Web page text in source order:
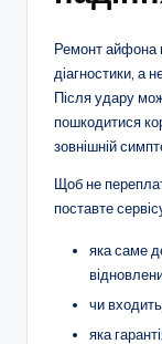
Ремонт айфона
діагностики, а
Після удару
пошкодитися
зовнішній
Щоб не
поставте
яка саме
чи
яка